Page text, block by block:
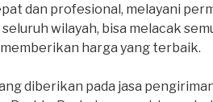
dan profesional, melayani
wilayah, bisa melacak
harga yang terbaik.
diberikan pada jasa